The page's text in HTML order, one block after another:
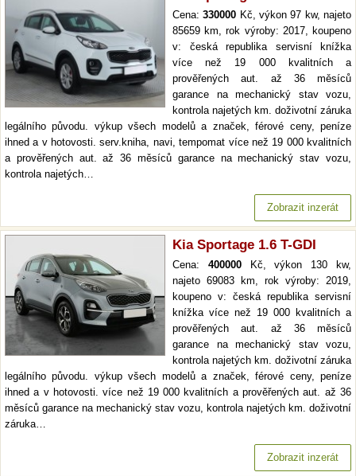
Cena:330000 Kč, výkon 97 kw, najeto
85659 km, rok výroby: 2017, koupeno
v: česká republika servisní knížka
více než 19 000 kvalitních a
prověřených aut. až 36 měsíců
garance na mechanický stav vozu,
kontrola najetých km. doživotní záruka
legálního původu. výkup všech modelů a značek, férové ceny, peníze
ihned a v hotovosti. serv.kniha, navi, tempomat více než 19 000 kvalitních
a prověřených aut. až 36 měsíců garance na mechanický stav vozu,
kontrola najetých…
Zobrazit inzerát
Kia Sportage 1.6 T-GDI
Cena: 400000Kč, výkon 130 kw,
najeto 69083 km, rok výroby: 2019,
koupeno v: česká republika servisní
knížka více než 19 000 kvalitních a
prověřených aut. až 36 měsíců
garance na mechanický stav vozu,
kontrola najetých km. doživotní záruka
legálního původu. výkup všech modelů a značek, férové ceny, peníze
ihned a v hotovosti. více než 19 000 kvalitních a prověřených aut. až 36
měsíců garance na mechanický stav vozu, kontrola najetých km. doživotní
záruka…
Zobrazit inzerát